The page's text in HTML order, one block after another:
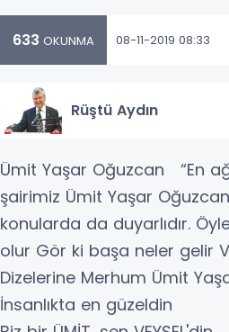
633 OKUNMA 08-11-2019 08:33
Rüştü Aydın
Ümit Yaşar Oğuzcan “En
şairimiz Ümit Yaşar
konularda da duyarlıdır.
olur Gör ki başa neler gelir
Dizelerine Merhum Ümit
İnsanlıkta en güzeldin